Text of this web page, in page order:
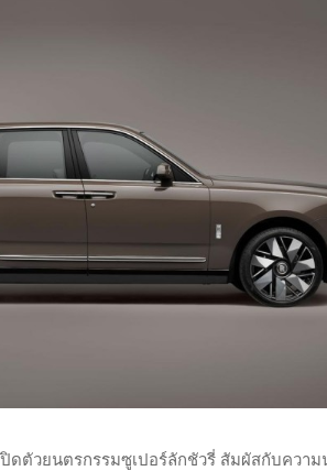
ดตัวยนตรกรรมซูเปอร์ลักชัวรี่ สัมผัสกับความ